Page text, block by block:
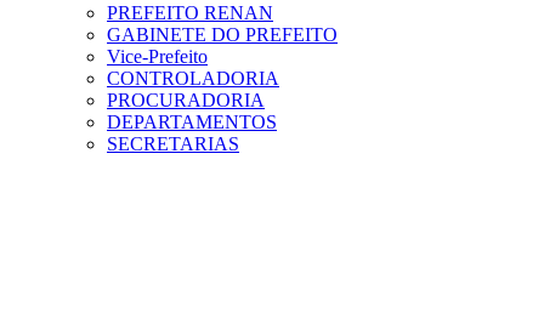
PREFEITO RENAN
GABINETE DO PREFEITO
Vice-Prefeito
CONTROLADORIA
PROCURADORIA
DEPARTAMENTOS
SECRETARIAS